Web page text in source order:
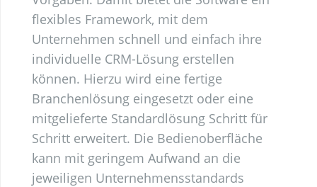
flexibles Framework, mit dem
Unternehmen schnell und einfach ihre
individuelle CRM-Lösung erstellen
können. Hierzu wird eine fertige
Branchenlösung eingesetzt oder eine
mitgelieferte Standardlösung Schritt für
Schritt erweitert. Die Bedienoberfläche
kann mit geringem Aufwand an die
jeweiligen Unternehmensstandards